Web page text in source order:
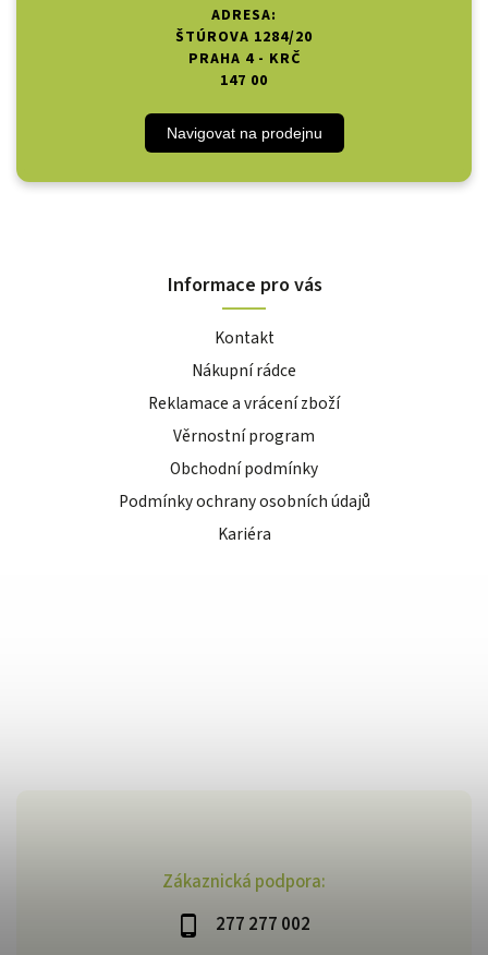
Zákaznická podpora:
277 277 002
ADRESA:
ŠTÚROVA 1284/20
PRAHA 4 - KRČ
147 00
Navigovat na prodejnu
Informace pro vás
Kontakt
Nákupní rádce
Reklamace a vrácení zboží
Věrnostní program
Obchodní podmínky
Podmínky ochrany osobních údajů
Kariéra